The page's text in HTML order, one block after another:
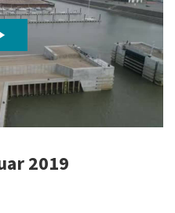
2019